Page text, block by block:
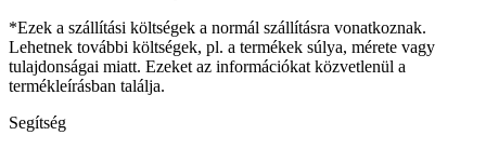
*Ezek a szállítási költségek a normál szállításra vonatkoznak.
Lehetnek további költségek, pl. a termékek súlya, mérete vagy
tulajdonságai miatt. Ezeket az információkat közvetlenül a
termékleírásban találja.
Segítség